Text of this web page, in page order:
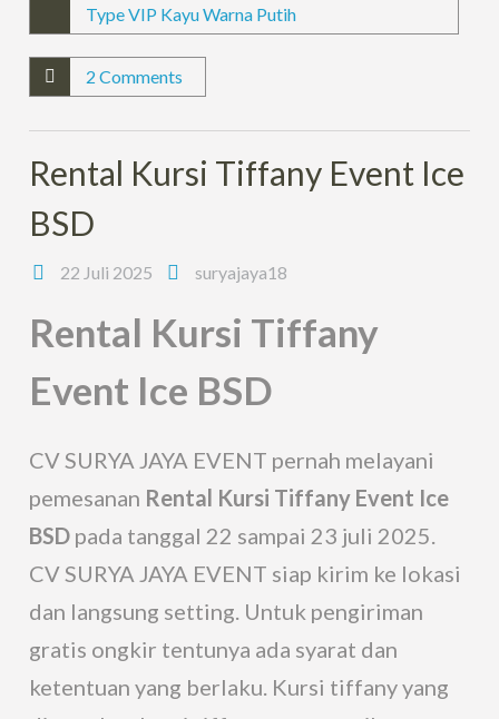
Type VIP Kayu Warna Putih
2 Comments
Rental Kursi Tiffany Event Ice
BSD
22 Juli 2025 suryajaya18
Rental Kursi Tiffany
Event Ice BSD
CV SURYA JAYA EVENT pernah melayani
pemesanan Rental Kursi Tiffany Event Ice
BSD pada tanggal 22 sampai 23 juli 2025.
CV SURYA JAYA EVENT siap kirim ke lokasi
dan langsung setting. Untuk pengiriman
gratis ongkir tentunya ada syarat dan
ketentuan yang berlaku. Kursi tiffany yang